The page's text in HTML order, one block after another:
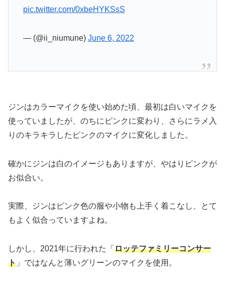
pic.twitter.com/0xbeHYKSsS
— (@ii_niumune) June 6, 2022
ジンはカラーマイクを使い始めた頃、最初は白いマイクを
使っていましたが、のちにピンクに変わり、さらにラメ入
りのキラキラしたピンクのマイクに変化しました。
確かにジンは白のイメージもありますが、やはりピンクが
お似合い。
実際、ジンはピンク色の服や小物も上手く着こなし、とて
もよく似合っていますよね。
しかし、2021年に行われた「 ロッテファミリーコンサー
ト 」ではなんと薄いグリーンのマイクを使用。